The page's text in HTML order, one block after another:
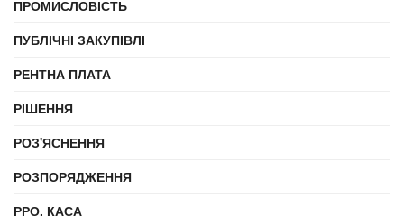
ПРОМИСЛОВІСТЬ
ПУБЛІЧНІ ЗАКУПІВЛІ
РЕНТНА ПЛАТА
РІШЕННЯ
РОЗ'ЯСНЕННЯ
РОЗПОРЯДЖЕННЯ
РРО, КАСА